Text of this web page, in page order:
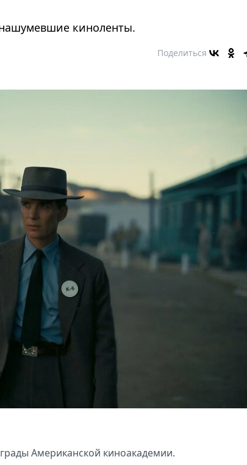
нашумевшие киноленты.
Поделиться
Американской киноакадемии.